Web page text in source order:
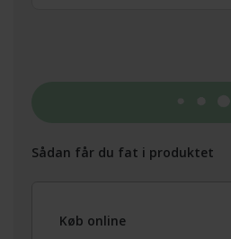
Sådan får du fat i produktet
Køb online